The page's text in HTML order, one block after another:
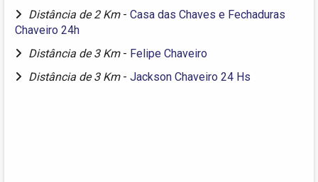
Distância de 2 Km - Casa das Chaves e Fechaduras
Chaveiro 24h
Distância de 3 Km - Felipe Chaveiro
Distância de 3 Km - Jackson Chaveiro 24 Hs